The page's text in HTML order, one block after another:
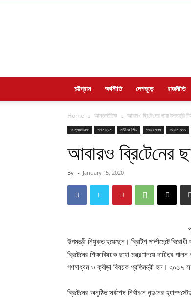
চট্টগ্রাম অর্থনীতি দেশজুড়ে রাজনীতি
Home আন্তর্জাতিক আবারও ব্রি‌টে‌নের ছায়া উপমন্ত্রী
আন্তর্জাতিক গণমাধ্যম নারী ও শিশু প্রতিবেদন প্রধান খবর
আবারও ব্রি‌টে‌নের
By - January 15, 2020
উপমন্ত্রী নিযুক্ত হয়েছেন। ব্রিটিশ পার্লামেন্টে
ব্রিটেনের শিক্ষাবিষয়ক ছায়া মন্ত্রণালয়ে দায়িত্ব
গণমাধ্যম ও ক্রীড়া বিষয়ক প্রতিমন্ত্রী হন। ২০১৭
ব্রি‌টে‌নের অনুষ্ঠিত সর্বশেষ নির্বাচ‌নে লন্ড‌নের